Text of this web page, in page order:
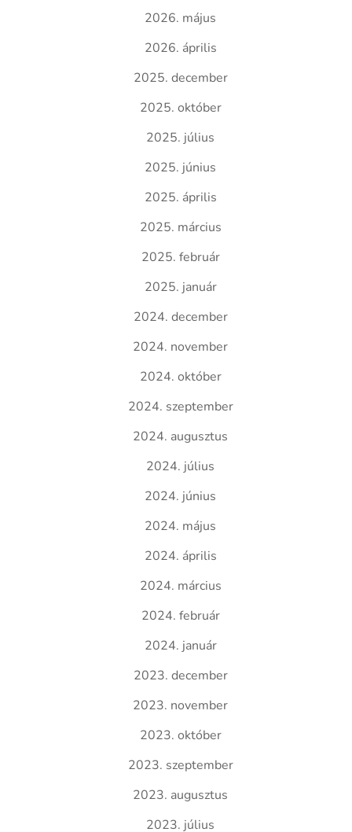
2026. május
2026. április
2025. december
2025. október
2025. július
2025. június
2025. április
2025. március
2025. február
2025. január
2024. december
2024. november
2024. október
2024. szeptember
2024. augusztus
2024. július
2024. június
2024. május
2024. április
2024. március
2024. február
2024. január
2023. december
2023. november
2023. október
2023. szeptember
2023. augusztus
2023. július